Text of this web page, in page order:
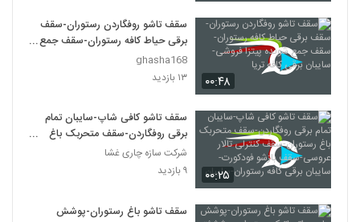
۰۰:۴۸
سقف تاشو روفگاردن رستوران-سقف
برقی حیاط کافه رستوران-سقف جمع
شونده پیتزا فروشی-سایبان برقی کافه
تریا
ghasha168
۱۳ بازدید
۰۰:۲۵
سقف تاشو کافی شاپ-سایبان تمام
برقی روفگاردن-سقف متحربک باغ
رستوران-سقف کنترلی تالار عروسی-
سقف بازشو فودکورت-سایبان برقی
شرکت سازه چاری غشا
۹ بازدید
سقف تاشو باغ رستوران-پوشش